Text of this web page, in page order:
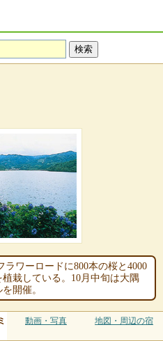
ラワーロードに800本の桜と4000
栽している。10月中旬は大隅
開催。
動画・写真 地図・周辺の宿